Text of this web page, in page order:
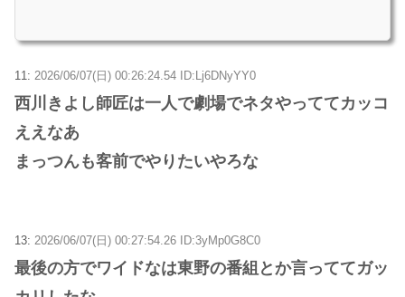
11: 2026/06/07(日) 00:26:24.54 ID:Lj6DNyYY0
西川きよし師匠は一人で劇場でネタやっててカッコ
ええなあ
まっつんも客前でやりたいやろな
13: 2026/06/07(日) 00:27:54.26 ID:3yMp0G8C0
最後の方でワイドなは東野の番組とか言っててガッ